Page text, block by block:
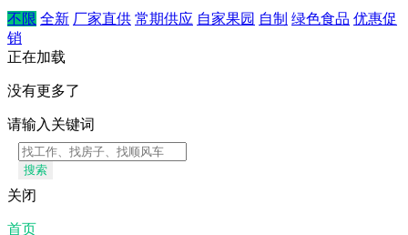
不限 全新 厂家直供 常期供应 自家果园 自制 绿色食品 优惠促
销
正在加载
没有更多了
请输入关键词
搜索
关闭
首页